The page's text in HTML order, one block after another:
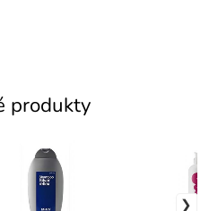
produkty